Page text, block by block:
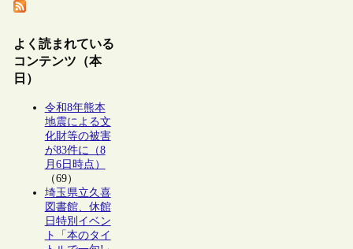
よく読まれている
コンテンツ（本
日）
令和8年熊本
地震による文
化財等の被害
が83件に（8
月6日時点）
（69）
埼玉県立久喜
図書館、休館
日特別イベン
ト「本のタイ